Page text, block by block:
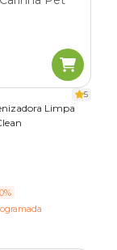
5
Limpa